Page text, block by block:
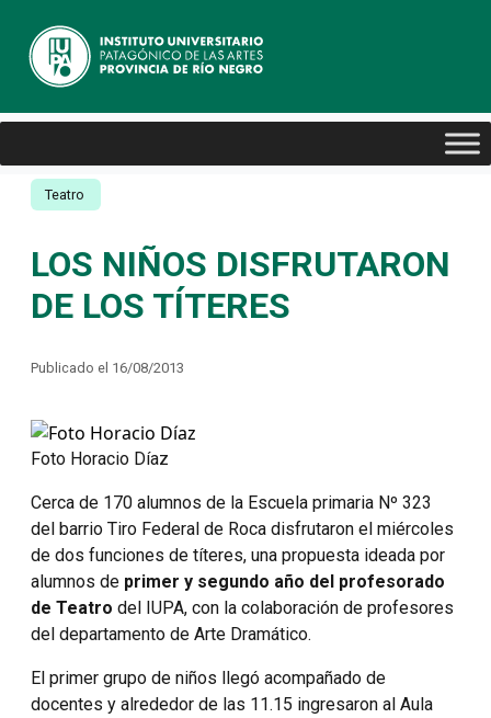
Teatro
LOS NIÑOS DISFRUTARON
DE LOS TÍTERES
Publicado el 16/08/2013
Foto Horacio Díaz
Cerca de 170 alumnos de la Escuela primaria Nº 323
del barrio Tiro Federal de Roca disfrutaron el miércoles
de dos funciones de títeres, una propuesta ideada por
alumnos de primer y segundo año del profesorado
de Teatro del IUPA, con la colaboración de profesores
del departamento de Arte Dramático.
El primer grupo de niños llegó acompañado de
docentes y alrededor de las 11.15 ingresaron al Aula